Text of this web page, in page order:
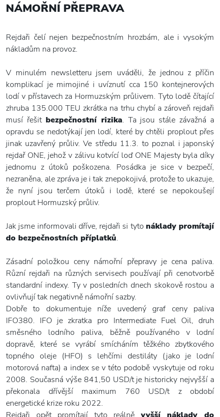
NÁMOŘNÍ PŘEPRAVA
Rejdaři čelí nejen bezpečnostním hrozbám, ale i vysokým
nákladům na provoz.
V minulém newsletteru jsem uváděli, že jednou z příčin
komplikací je mimojiné i uvíznutí cca 150 kontejnerových
lodí v přístavech za Hormuzským průlivem. Tyto lodě čítající
zhruba 135.000 TEU zkrátka na trhu chybí a zároveň rejdaři
musí řešit bezpečnostní rizika. Ta jsou stále závažná a
opravdu se nedotýkají jen lodí, které by chtěli proplout přes
jinak uzavřený průliv. Ve středu 11.3. to poznal i japonský
rejdař ONE, jehož v zálivu kotvící loď ONE Majesty byla díky
jednomu z útoků poškozena. Posádka je sice v bezpečí,
nezraněna, ale zpráva je i tak znepokojivá, protože to ukazuje,
že nyní jsou terčem útoků i lodě, které se nepokoušejí
proplout Hormuzský průliv.
Jak jsme informovali dříve, rejdaři si tyto náklady promítají
do bezpečnostních příplatků.
Zásadní položkou ceny námořní přepravy je cena paliva.
Různí rejdaři na různých servisech používají při cenotvorbě
standardní indexy. Ty v posledních dnech skokově rostou a
ovlivňují tak negativně námořní sazby.
Dobře to dokumentuje níže uvedený graf ceny paliva
IFO380. IFO je zkratka pro Intermediate Fuel Oil, druh
směsného lodního paliva, běžně používaného v lodní
dopravě, které se vyrábí smícháním těžkého zbytkového
topného oleje (HFO) s lehčími destiláty (jako je lodní
motorová nafta) a index se v této podobě vyskytuje od roku
2008. Současná výše 841,50 USD/t je historicky nejvyšší a
překonala dřívější maximum 760 USD/t z období
energetické krize roku 2022.
Rejdaři opět promítají tyto reálněvyšší náklady do